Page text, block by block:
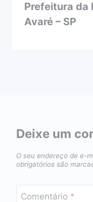
Prefeitura da
Avaré – SP
Deixe um
O seu endereço de e-
obrigatórios são
Comentário *